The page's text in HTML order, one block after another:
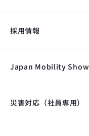
採用情報
Japan Mobility Show
災害対応（社員専用）